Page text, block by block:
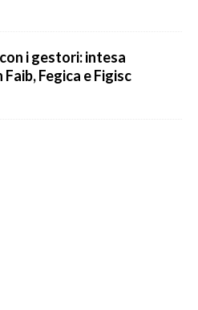
i gestori: intesa
Fegica e Figisc